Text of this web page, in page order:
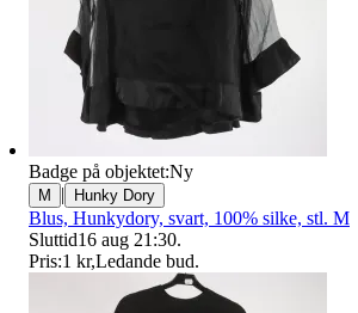
Badge på objektet:Ny
M | Hunky Dory
Blus, Hunkydory, svart, 100% silke, stl. M
Sluttid16 aug 21:30.
Pris:1 kr,Ledande bud.